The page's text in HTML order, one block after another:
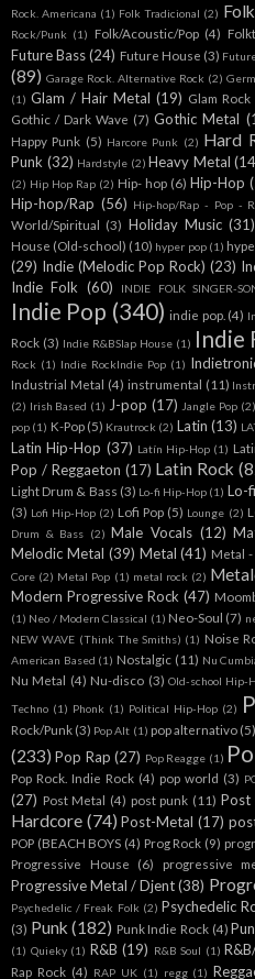
Rock. Americana (1) Folk Tradicional (2)
Rock/Punk (1) Folk/Acoustic/Pop (4)
Future Bass (24) Future House (3)
(89) Garage Rock. Alternative Rock (2)
(1) Glam / Hair Metal (19) Glam Rock
Gothic / Dark Wave (7) Gothic Metal
Happy Punk (5) Harcore Punk (2) Hard
Punk (32) Hardstyle (2) Heavy Metal
(2) Hip Hop Rap (2) Hip- hop (6) Hip-Hop
Hip-hop/Rap (56) Hip-hop/Rap - Pop -
World/Spiritual (3) Holiday Music (31)
House (Old-school) (10) hyper pop (1)
(29) Indie (Melodic Pop Rock) (23)
Indie Folk (60) INDIE FOLK SINGER-
Indie Pop (340) indie pop. (4)
Rock (3) Indie R&BSlap House (1) Indie
Rock (1) Indie RockIndie Pop (1)
Industrial Metal (4) instrumental (11)
(2) Irish Based (1) J-pop (17) Jangle Pop (2)
pop (1) K-Pop (5) Krautrock (2) Latin (13)
Latin Hip-Hop (37) Latín Hip-Hop (1)
Pop / Reggaeton (17) Latin Rock
Light Drum & Bass (3) Lo-fi Hip-Hop (1) Lo-
(3) Lofi Hip-Hop (2) Lofi Pop (5) Lounge (2)
Drum & Bass (2) Male Vocals (12)
Melodic Metal (39) Metal (41) Metal -
Core (2) Metal Pop (1) metal rock (2)
Modern Progressive Rock (47)
(1) Neo / Modern Classical (1) Neo-Soul (7)
NEW WAVE (Think The Smiths) (1) Noise
American Based (1) Nostalgic (11) Nu
Nu Metal (4) Nu-disco (3) Old-school Hip-
Techno (1) Phonk (1) Political Hip-Hop (2)
Rock/Punk (3) Pop Alt (1) pop alternativo (5)
(233) Pop Rap (27) Pop Reagge (1)
Pop Rock. Indie Rock (4) pop world (3)
(27) Post Metal (4) post punk (11) Post
Hardcore (74) Post-Metal (17)
POP (BEACH BOYS (4) Prog Rock (9)
Progressive House (6) progressive
Progressive Metal / Djent (38)
Psychedelic / Freak Folk (2) Psychedelic
(3) Punk (182) Punk Indie Rock (4)
(1) Quieky (1) R&B (19) R&B Soul (1)
Rap Rock (4) RAP UK (1) regg (1)